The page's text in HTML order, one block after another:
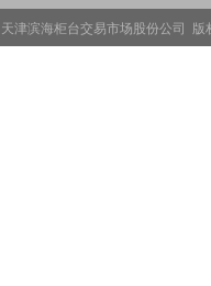
天津滨海柜台交易市场股份公司